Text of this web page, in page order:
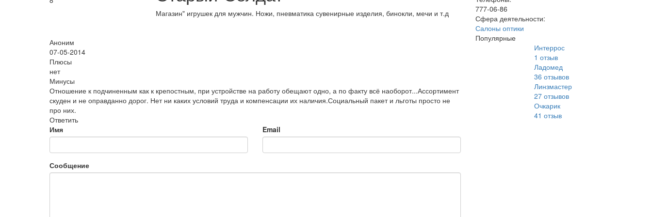
Магазин" игрушек для мужчин. Ножи, пневматика сувенирные изделия, бинокли, мечи и т.д
Аноним
07-05-2014
Плюсы
нет
Минусы
Отношение к подчиненным как к крепостным, при устройстве на работу обещают одно, а по факту всё наоборот...Ассортимент
скуден и не оправданно дорог. Нет ни каких условий труда и компенсации их наличия.Социальный пакет и льготы просто не
про них.
Ответить
Имя
Email
Сообщение
777-06-86
Сфера деятельности:
Салоны оптики
Популярные
Интеррос
1 отзыв
Ладомед
36 отзывов
Линзмастер
27 отзывов
Очкарик
41 отзыв